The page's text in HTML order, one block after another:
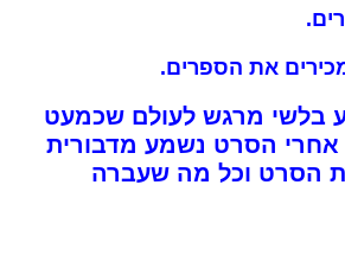
את הספרים.
בלשי מרגש לעולם שכמעט
אחרי הסרט נשמע מדבורית
הסרט וכל מה שעברה